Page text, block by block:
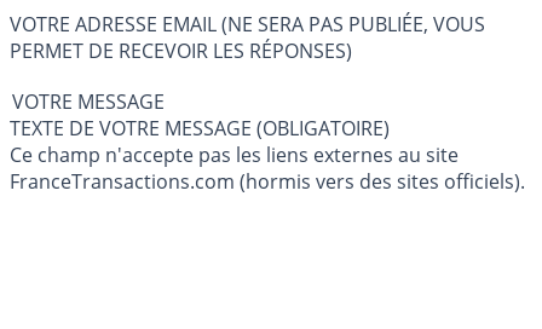
VOTRE ADRESSE EMAIL (NE SERA PAS PUBLIÉE, VOUS
PERMET DE RECEVOIR LES RÉPONSES)
VOTRE MESSAGE
TEXTE DE VOTRE MESSAGE (OBLIGATOIRE)
Ce champ n'accepte pas les liens externes au site
FranceTransactions.com (hormis vers des sites officiels).